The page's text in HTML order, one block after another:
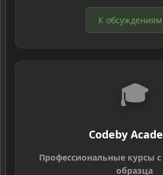
К обсуждениям
🎓
Codeby
Профессиональные курсы
образца